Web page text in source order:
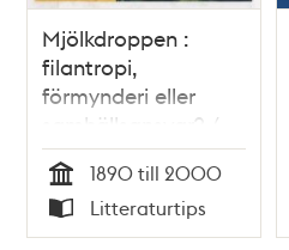
Mjölkdroppen :
filantropi,
förmynderi eller
samhällsansvar? /
Anne-Marie
Stenhammar
Tid
1890 till 2000
Typ
Litteraturtips